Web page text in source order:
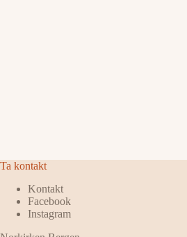
Ta kontakt
Kontakt
Facebook
Instagram